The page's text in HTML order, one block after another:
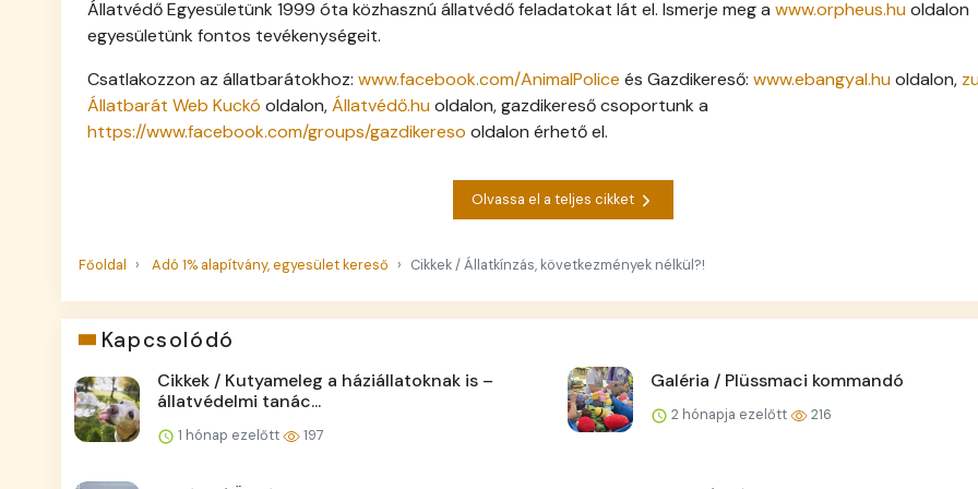
Állatvédő Egyesületünk 1999 óta közhasznú állatvédő feladatokat lát el. Ismerje meg a www.orpheus.huoldalon
egyesületünk fontos tevékenységeit.
Csatlakozzon az állatbarátokhoz: www.facebook.com/AnimalPolice és Gazdikereső: www.ebangyal.huoldalon,
Állatbarát Web Kuckó oldalon,Állatvédő.huoldalon, gazdikereső csoportunk a
https://www.facebook.com/groups/gazdikereso oldalon érhető el.
Olvassa el a teljes cikket
Főoldal Adó 1% alapítvány, egyesület kereső Cikkek / Állatkínzás, következmények nélkül?!
Kapcsolódó
Cikkek / Kutyameleg a háziállatoknak is –
állatvédelmi tanác...
1 hónap ezelőtt 197
Galéria / Plüssmaci kommandó
2 hónapja ezelőtt 216